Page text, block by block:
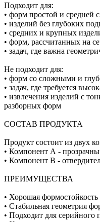
Подходит для:
• форм простой и средней
• изделий без глубоких
• средних и крупных
• форм, рассчитанных на
• задач, где важна
Не подходит для:
• форм со сложными и
• задач, где требуется
• извлечения изделий с
разборных форм
СОСТАВ ПРОДУКТА
Продукт состоит из двух
• Компонент А -
• Компонент В -
ПРЕИМУЩЕСТВА
• Хорошая формостойкость
• Стабильная геометрия
• Подходит для серийного